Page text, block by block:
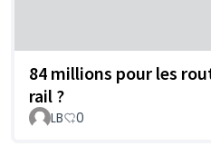
84 millions pour les
rail ?
LB 0